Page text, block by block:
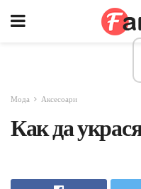
Мода Аксесоари
Как да